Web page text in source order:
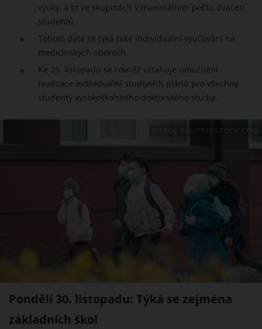
výuky, a to ve skupinách v maximálním počtu dvaceti
studentů.
Tohoto data se týká také individuální vyučování na
medicínských oborech.
Ke 25. listopadu se rovněž vztahuje umožnění
realizace individuální studijních plánů pro všechny
studenty vysokoškolského doktorského studia.
Pondělí 30. listopadu: Týká se zejména
základních škol